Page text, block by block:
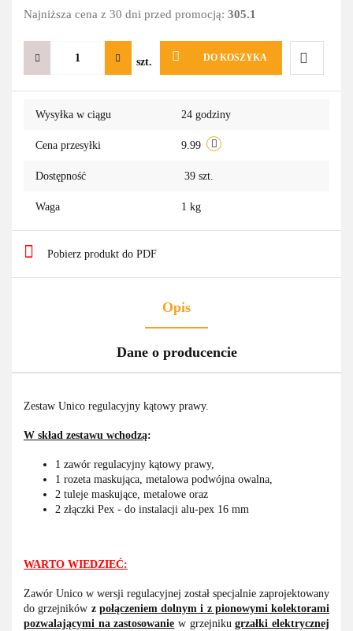
Najniższa cena z 30 dni przed promocją: 305.1
szt. DO KOSZYKA
Do
Wysyłka w ciągu 24 godziny
Cena przesyłki 9.99
Dostępność 39 szt.
Waga 1 kg
Pobierz produkt do PDF
Opis
Dane o producencie
Zestaw Unico regulacyjny kątowy prawy.
W skład zestawu wchodzą:
1 zawór regulacyjny kątowy prawy,
1 rozeta maskująca, metalowa podwójna owalna,
2 tuleje maskujące, metalowe oraz
2 złączki Pex - do instalacji alu-pex 16 mm
WARTO WIEDZIEĆ:
Zawór Unico w wersji regulacyjnej został specjalnie zaprojektowany
do grzejników z połączeniem dolnym i z pionowymi kolektorami
pozwalającymi na zastosowanie w grzejnikugrzałki elektrycznej